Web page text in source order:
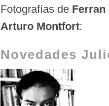
Fotografías de Ferran
Arturo Montfort:
Novedades